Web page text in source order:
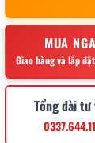
MUA
Giao hàng và lắp
Tổng đài tư